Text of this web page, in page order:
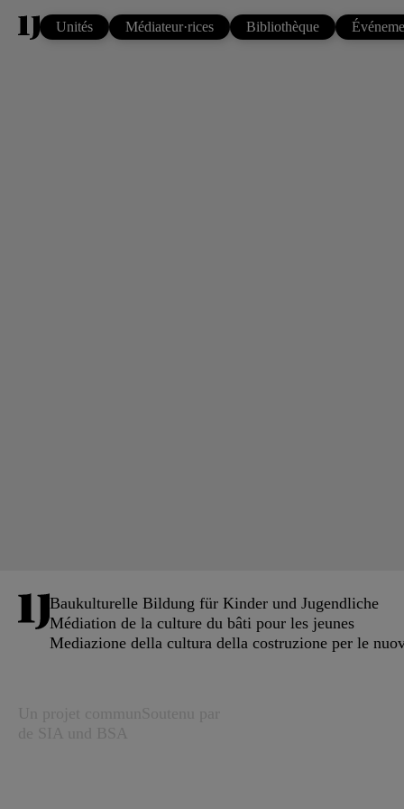
Unités Médiateur·rices Bibliothèque
Baukulturelle Bildung für Kinder und Jugendliche
Médiation de la culture du bâti pour les jeunes
Mediazione della cultura della costruzione per le